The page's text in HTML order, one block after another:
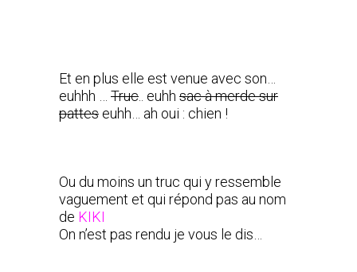
Et en plus elle est venue avec son…
euhhh … Truc .. euhh sac à merde sur
pattes euhh… ah oui : chien !
Ou du moins un truc qui y ressemble
vaguement et qui répond pas au nom
de KIKI
On n’est pas rendu je vous le dis…